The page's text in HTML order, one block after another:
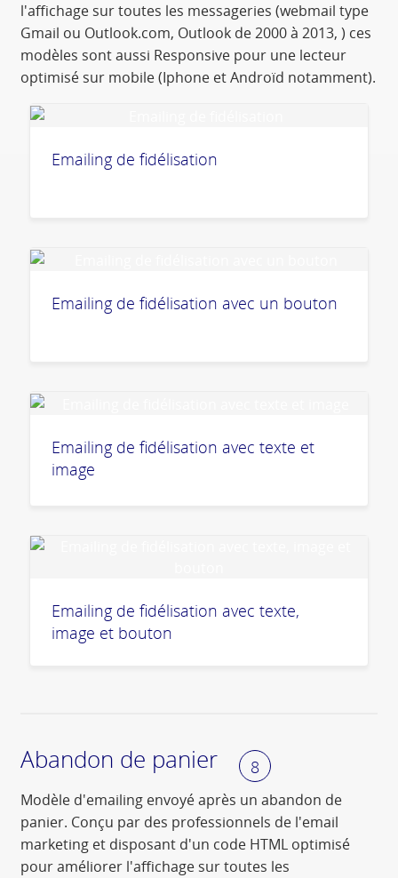
l'affichage sur toutes les messageries (webmail type
Gmail ou Outlook.com, Outlook de 2000 à 2013, ) ces
modèles sont aussi Responsive pour une lecteur
optimisé sur mobile (Iphone et Androïd notamment).
Emailing de fidélisation
Emailing de fidélisation avec un bouton
Emailing de fidélisation avec texte et
image
Emailing de fidélisation avec texte,
image et bouton
Abandon de panier 8
Modèle d'emailing envoyé après un abandon de
panier. Conçu par des professionnels de l'email
marketing et disposant d'un code HTML optimisé
pour améliorer l'affichage sur toutes les